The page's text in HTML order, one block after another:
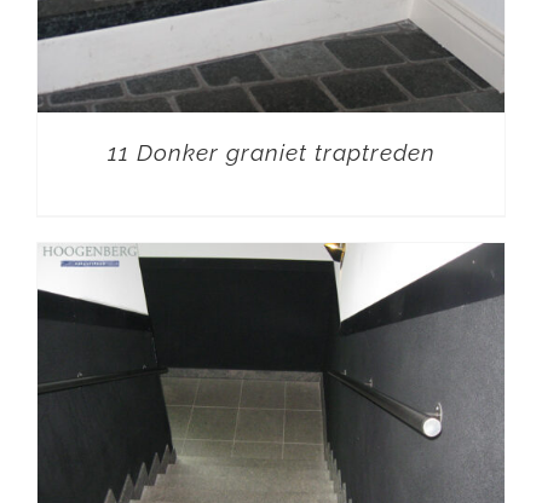
11 Donker graniet traptreden